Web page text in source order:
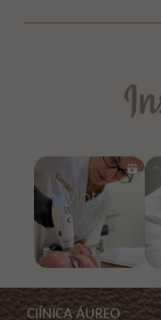
ClÍNICA ÁUREO